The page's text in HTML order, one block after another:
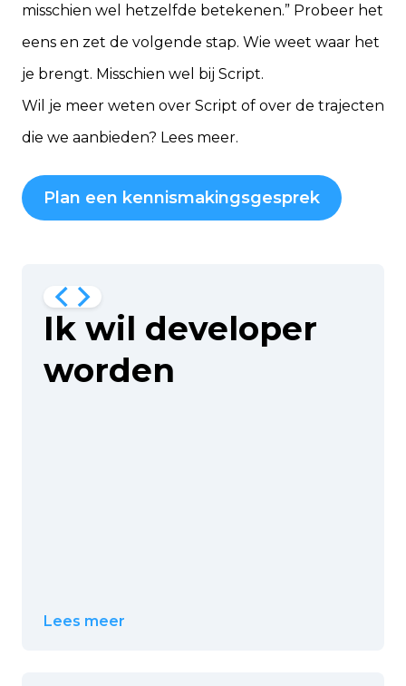
misschien wel hetzelfde betekenen.” Probeer het
eens en zet de volgende stap. Wie weet waar het
je brengt. Misschien wel bij Script.
Wil je meer weten over Script of over de trajecten
die we aanbieden? Lees meer.
Plan een kennismakingsgesprek
Ik wil developer
worden
Lees meer